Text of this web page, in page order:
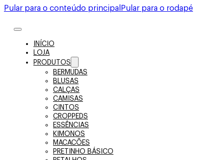
Pular para o conteúdo principal Pular para o rodapé
INÍCIO
LOJA
PRODUTOS
BERMUDAS
BLUSAS
CALÇAS
CAMISAS
CINTOS
CROPPEDS
ESSÊNCIAS
KIMONOS
MACACÕES
PRETINHO BÁSICO